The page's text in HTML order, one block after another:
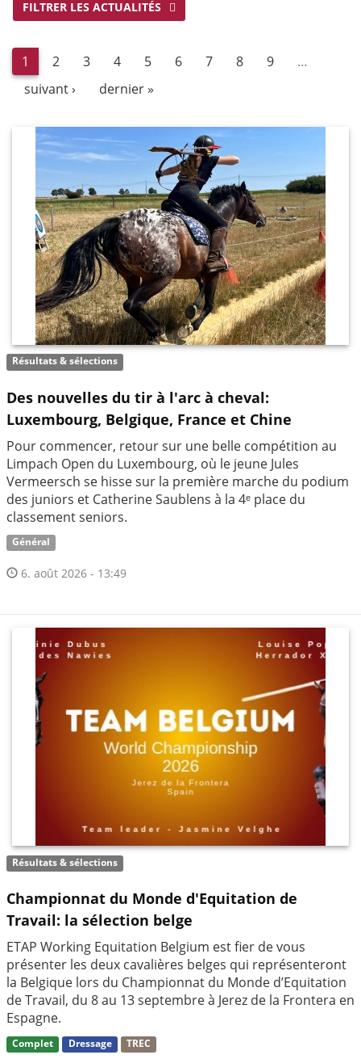
FILTRER LES ACTUALITÉS
1 2 3 4 5 6 7 8 9
…
suivant ›
dernier »
Résultats & sélections
Des nouvelles du tir à l'arc à cheval:
Luxembourg, Belgique, France et Chine
Pour commencer, retour sur une belle compétition au
Limpach Open du Luxembourg, où le jeune Jules
Vermeersch se hisse sur la première marche du podium
des juniors et Catherine Saublens à la 4ᵉ place du
classement seniors.
Général
6. août 2026 - 13:49
Résultats & sélections
Championnat du Monde d'Equitation de
Travail: la sélection belge
ETAP Working Equitation Belgium est fier de vous
présenter les deux cavalières belges qui représenteront
la Belgique lors du Championnat du Monde d’Equitation
de Travail, du 8 au 13 septembre à Jerez de la Frontera en
Espagne.
Complet Dressage TREC